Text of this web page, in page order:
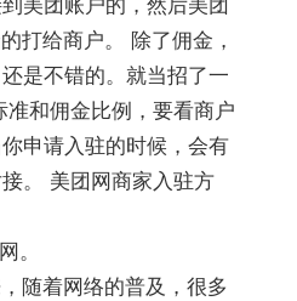
打给商户。 除了佣金，
是不错的。就当招了一
和佣金比例，要看商户
申请入驻的时候，会有
。 美团网商家入驻方
。
随着网络的普及，很多